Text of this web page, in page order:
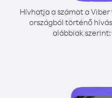
Hívhatja a számot a
országból történő
alábbiak szerint: